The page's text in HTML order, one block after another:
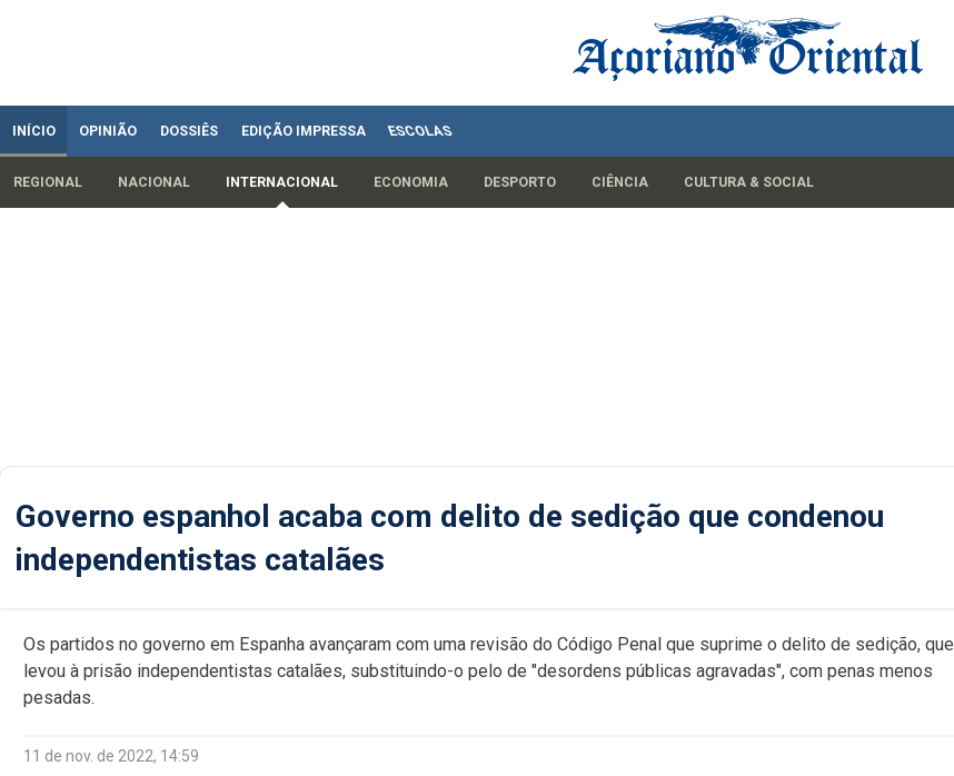
INÍCIO OPINIÃO DOSSIÊS EDIÇÃO IMPRESSA ESCOLAS
REGIONAL NACIONAL INTERNACIONAL ECONOMIA DESPORTO CIÊNCIA CULTURA & SOCIAL
Governo espanhol acaba com delito de sedição que condenou
independentistas catalães
Os partidos no governo em Espanha avançaram com uma revisão do Código Penal que suprime o delito de sedição, que
levou à prisão independentistas catalães, substituindo-o pelo de "desordens públicas agravadas", com penas menos
pesadas.
11 de nov. de 2022, 14:59